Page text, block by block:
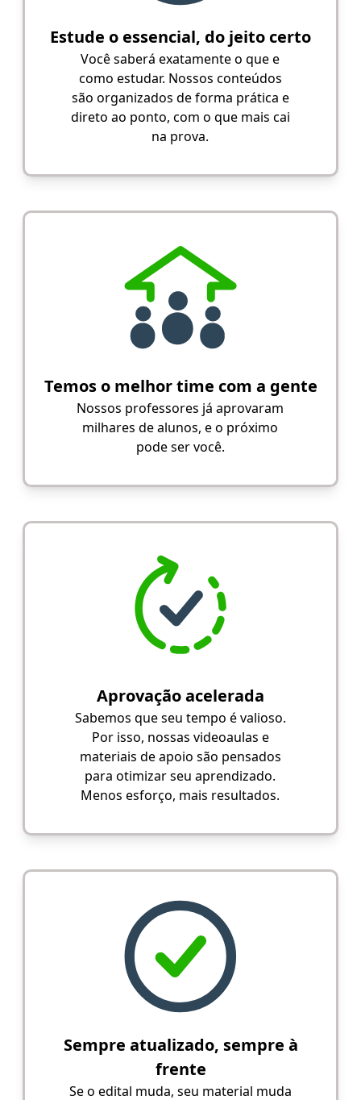
Estude o essencial, do jeito certo
Você saberá exatamente o que e
como estudar. Nossos conteúdos
são organizados de forma prática e
direto ao ponto, com o que mais cai
na prova.
Temos o melhor time com a gente
Nossos professores já aprovaram
milhares de alunos, e o próximo
pode ser você.
Aprovação acelerada
Sabemos que seu tempo é valioso.
Por isso, nossas videoaulas e
materiais de apoio são pensados
para otimizar seu aprendizado.
Menos esforço, mais resultados.
Sempre atualizado, sempre à
frente
Se o edital muda, seu material muda